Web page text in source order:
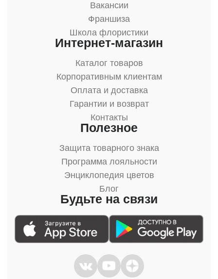
Вакансии
Франшиза
Школа флористики
Интернет-магазин
Каталог товаров
Корпоративным клиентам
Оплата и доставка
Гарантии и возврат
Контакты
Полезное
Защита товарного знака
Программа лояльности
Энциклопедия цветов
Блог
Будьте на связи